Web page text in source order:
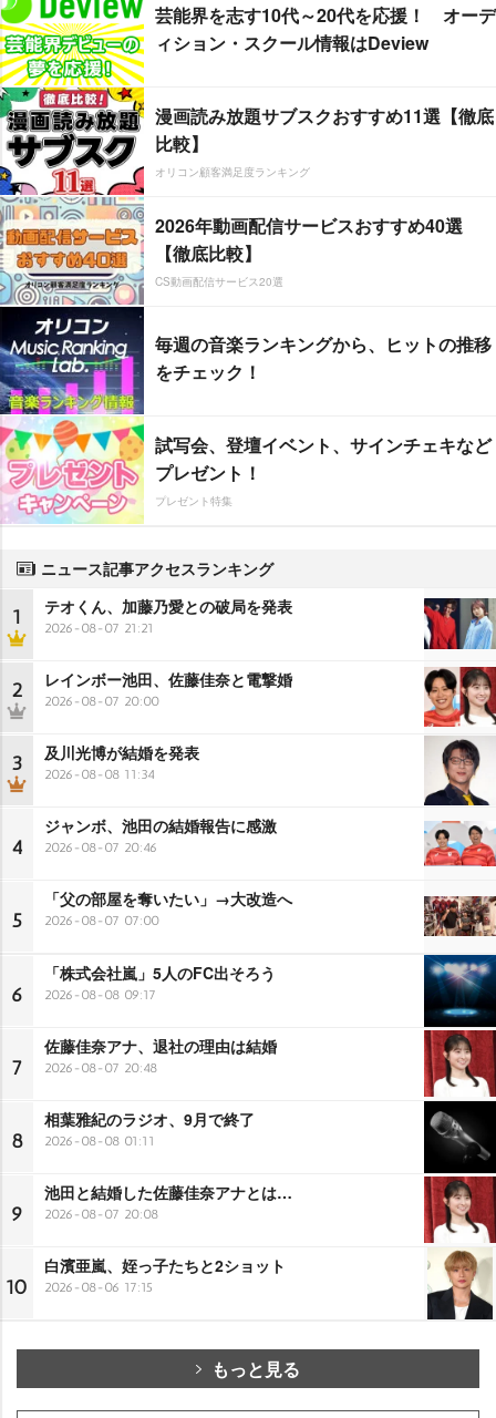
芸能界を志す10代～20代を応援！ オーデ
ィション・スクール情報はDeview
漫画読み放題サブスクおすすめ11選【徹底
比較】
オリコン顧客満足度ランキング
2026年動画配信サービスおすすめ40選
【徹底比較】
CS動画配信サービス20選
毎週の音楽ランキングから、ヒットの推移
をチェック！
試写会、登壇イベント、サインチェキなど
プレゼント！
プレゼント特集
ニュース記事アクセスランキング
1 テオくん、加藤乃愛との破局を発表
2026-08-07 21:21
2 レインボー池田、佐藤佳奈と電撃婚
2026-08-07 20:00
3 及川光博が結婚を発表
2026-08-08 11:34
4
ジャンボ、池田の結婚報告に感激
2026-08-07 20:46
5
「父の部屋を奪いたい」→大改造へ
2026-08-07 07:00
6
「株式会社嵐」5人のFC出そろう
2026-08-08 09:17
7
佐藤佳奈アナ、退社の理由は結婚
2026-08-07 20:48
8
相葉雅紀のラジオ、9月で終了
2026-08-08 01:11
9
池田と結婚した佐藤佳奈アナとは…
2026-08-07 20:08
10
白濱亜嵐、姪っ子たちと2ショット
2026-08-06 17:15
もっと見る